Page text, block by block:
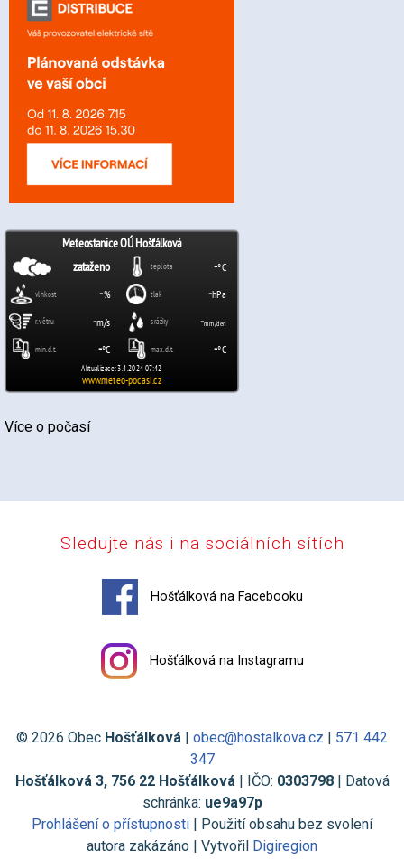
Více o počasí
Sledujte nás i na sociálních sítích
Hošťálková na Facebooku
Hošťálková na Instagramu
© 2026 Obec Hošťálková | obec@hostalkova.cz | 571 442
347
Hošťálková 3, 756 22 Hošťálková| IČO: 0303798| Datová
schránka: ue9a97p
Prohlášení o přístupnosti | Použití obsahu bez svolení
autora zakázáno | Vytvořil Digiregion